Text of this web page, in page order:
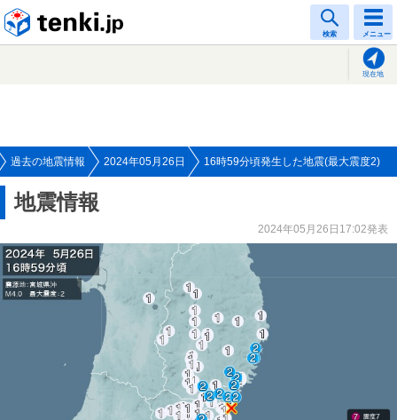
検索 メニュー
現在地
過去の地震情報 2024年05月26日 16時59分頃発生した地震(最大震度2)
地震情報
2024年05月26日17:02発表